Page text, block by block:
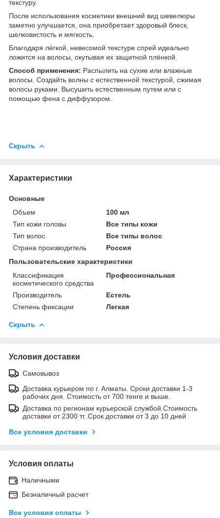
текстуру.
После использования косметики внешний вид шевелюры
заметно улучшается, она приобретает здоровый блеск,
шелковистость и мягкость.
Благодаря лёгкой, невесомой текстуре спрей идеально
ложится на волосы, окутывая их защитной плёнкой.
Способ применения: Распылить на сухие или влажные
волосы. Создайть волны с естественной текстурой, сжимая
волосы руками. Высушить естественным путем или с
помощью фена с диффузором.
Скрыть
Характеристики
Основные
Объем
100 мл
Тип кожи головы
Все типы кожи
Тип волос
Все типы волос
Страна производитель
Россия
Пользовательские характеристики
Классификация
косметического средства
Профессиональная
Производитель
Естель
Степень фиксации
Легкая
Скрыть
Условия доставки
Самовывоз
Доставка курьером по г. Алматы. Сроки доставки 1-3
рабочих дня. Стоимость от 700 тенге и выше.
Доставка по регионам курьерской службой.Стоимость
доставки от 2300 тг. Срок доставки от 3 до 10 дней
Все условия доставки
Условия оплаты
Наличными
Безналичный расчет
Все условия оплаты